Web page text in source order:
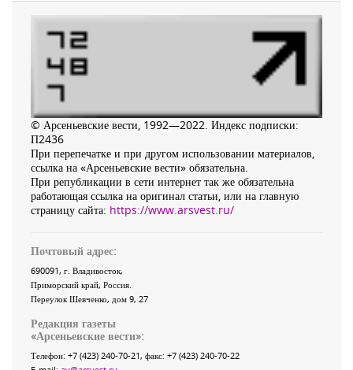
© Арсеньевские вести, 1992—2022. Индекс подписки:
П2436
При перепечатке и при другом использовании материалов,
ссылка на «Арсеньевские вести» обязательна.
При републикации в сети интернет так же обязательна
работающая ссылка на оригинал статьи, или на главную
страницу сайта: https://www.arsvest.ru/
Почтовый адрес:
690091, г. Владивосток,
Приморский край, Россия
Переулок Шевченко, дом 9, 27
Редакция газеты
«Арсеньевские вести»:
Телефон: +7 (423) 240-70-21, факс: +7 (423) 240-70-22